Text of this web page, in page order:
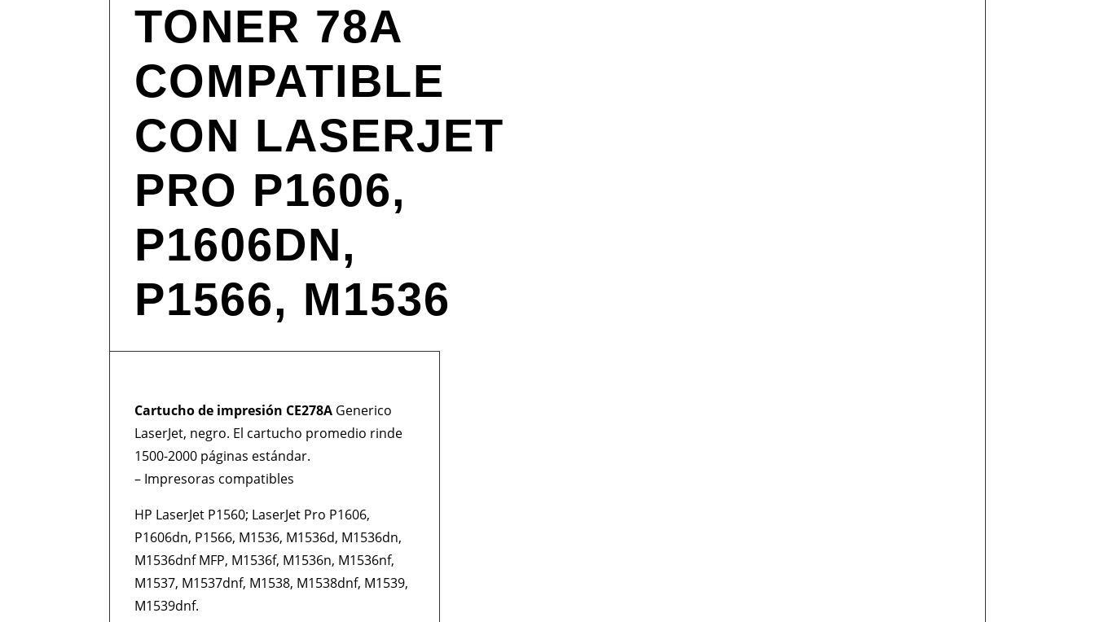
TONER 78A
COMPATIBLE
CON LASERJET
PRO P1606,
P1606DN,
P1566, M1536
Cartucho de impresión CE278A Generico
LaserJet, negro. El cartucho promedio rinde
1500-2000 páginas estándar.
– Impresoras compatibles
HP LaserJet P1560; LaserJet Pro P1606,
P1606dn, P1566, M1536, M1536d, M1536dn,
M1536dnf MFP, M1536f, M1536n, M1536nf,
M1537, M1537dnf, M1538, M1538dnf, M1539,
M1539dnf.